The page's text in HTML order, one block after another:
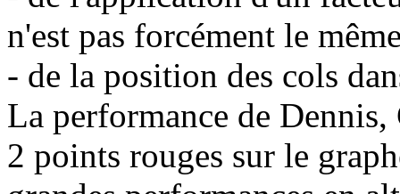
n'est pas forcément le
- de la position des cols
La performance de
2 points rouges sur le